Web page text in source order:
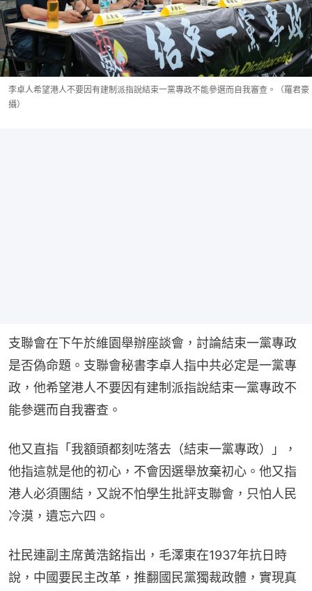
李卓人希望港人不要因有建制派指說結束一黨專政不能參選而自我審查。（羅君豪
攝）
支聯會在下午於維園舉辦座談會，討論結束一黨專政
是否偽命題。支聯會秘書李卓人指中共必定是一黨專
政，他希望港人不要因有建制派指說結束一黨專政不
能參選而自我審查。
他又直指「我額頭都刻咗落去（結束一黨專政）」，
他指這就是他的初心，不會因選舉放棄初心。他又指
港人必須團結，又說不怕學生批評支聯會，只怕人民
冷漠，遺忘六四。
社民連副主席黃浩銘指出，毛澤東在1937年抗日時
說，中國要民主改革，推翻國民黨獨裁政體，實現真